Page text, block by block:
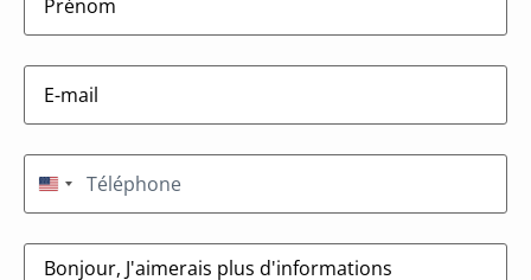
E-
mail(Nécessaire)
Téléphone(Nécessaire)
États-Unis +1
Message